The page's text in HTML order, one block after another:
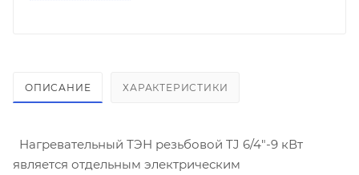
ОПИСАНИЕ ХАРАКТЕРИСТИКИ
Нагревательный ТЭН резьбовой TJ 6/4"-9 кВт
является отдельным электрическим